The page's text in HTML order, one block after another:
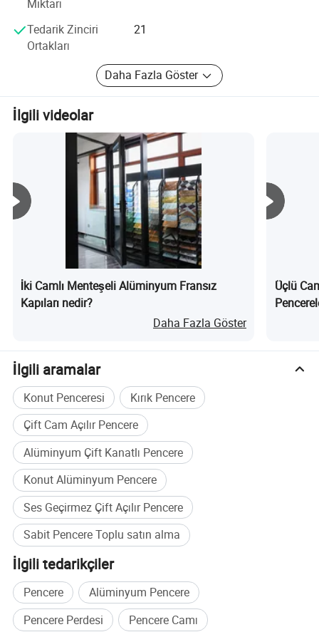
Miktarı
Tedarik Zinciri
Ortakları
21
Daha Fazla Göster
İlgili videolar
İki Camlı Menteşeli Alüminyum Fransız
Kapıları nedir?
Daha Fazla Göster
Üçlü
İlgili aramalar
Konut Penceresi
Kırık Pencere
Çift Cam Açılır Pencere
Alüminyum Çift Kanatlı Pencere
Konut Alüminyum Pencere
Ses Geçirmez Çift Açılır Pencere
Sabit Pencere Toplu satın alma
İlgili tedarikçiler
Pencere
Alüminyum Pencere
Pencere Perdesi
Pencere Camı